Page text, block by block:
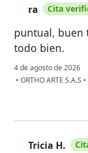
ra Cita
puntual, buen
todo bien.
4 de agosto de 2026
• ORTHO ARTE S.A.S •
Tricia H.